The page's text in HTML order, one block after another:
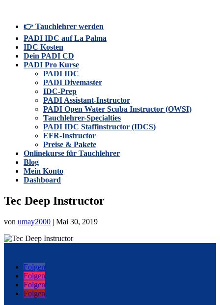
👉 Tauchlehrer werden
PADI IDC auf La Palma
IDC Kosten
Dein PADI CD
PADI Pro Kurse
PADI IDC
PADI Divemaster
IDC-Prep
PADI Assistant-Instructor
PADI Open Water Scuba Instructor (OWSI)
Tauchlehrer-Specialties
PADI IDC Staffinstructor (IDCS)
EFR-Instructor
Preise & Pakete
Onlinekurse für Tauchlehrer
Blog
Mein Konto
Dashboard
Tec Deep Instructor
von umay2000 | Mai 30, 2019
Folgen
Folgen
Folgen
Folgen